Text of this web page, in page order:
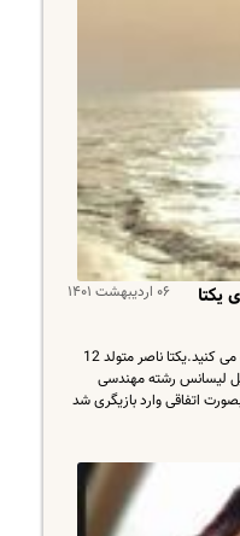
۰۶ اردیبهشت ۱۴۰۱
یکتا
تازه ترین عکس یکتا ناصر را در این خبر ملاحظه می کنید.یکتا ناصر متولد 12
لیسانس رشته مهندسی
اتفاقی وارد بازیگری شد